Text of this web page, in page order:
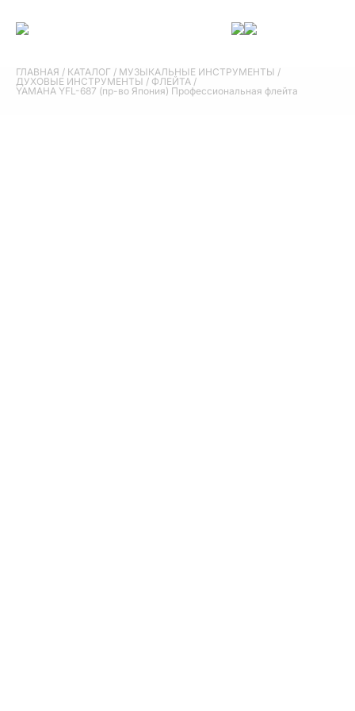
ГЛАВНАЯ / КАТАЛОГ / МУЗЫКАЛЬНЫЕ ИНСТРУМЕНТЫ /
ДУХОВЫЕ ИНСТРУМЕНТЫ / ФЛЕЙТА /
YAMAHA YFL-687 (пр-во Япония) Профессиональная флейта